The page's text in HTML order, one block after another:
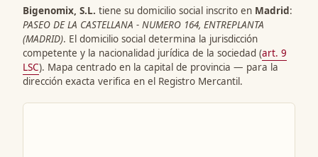
Bigenomix, S.L. tiene su domicilio social inscrito en Madrid:
PASEO DE LA CASTELLANA - NUMERO 164, ENTREPLANTA
(MADRID). El domicilio social determina la jurisdicción
competente y la nacionalidad jurídica de la sociedad (art. 9
LSC). Mapa centrado en la capital de provincia — para la
dirección exacta verifica en el Registro Mercantil.